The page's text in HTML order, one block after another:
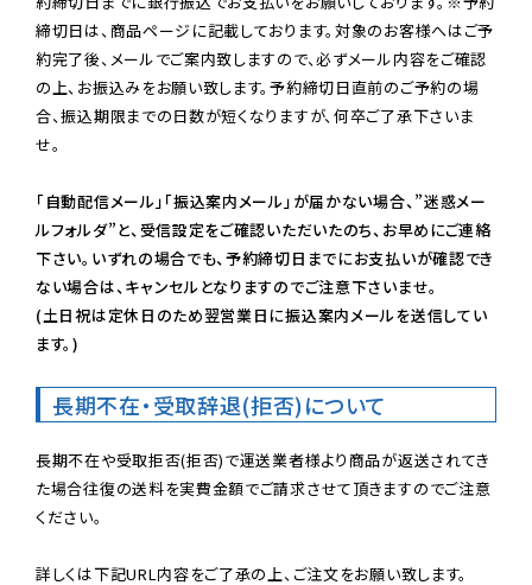
締切日は、商品ページに記載しております。対象のお客様へはご予
約完了後、メールでご案内致しますので、必ずメール内容をご確認
の上、お振込みをお願い致します。予約締切日直前のご予約の場
合、振込期限までの日数が短くなりますが、何卒ご了承下さいま
せ。
「自動配信メール」「振込案内メール」が届かない場合、”迷惑メー
ルフォルダ”と、受信設定をご確認いただいたのち、お早めにご連絡
下さい。いずれの場合でも、予約締切日までにお支払いが確認でき
ない場合は、キャンセルとなりますのでご注意下さいませ。
(土日祝は定休日のため翌営業日に振込案内メールを送信してい
ます。)
長期不在・受取辞退(拒否)について
長期不在や受取拒否(拒否)で運送業者様より商品が返送されてき
た場合往復の送料を実費金額でご請求させて頂きますのでご注意
ください。